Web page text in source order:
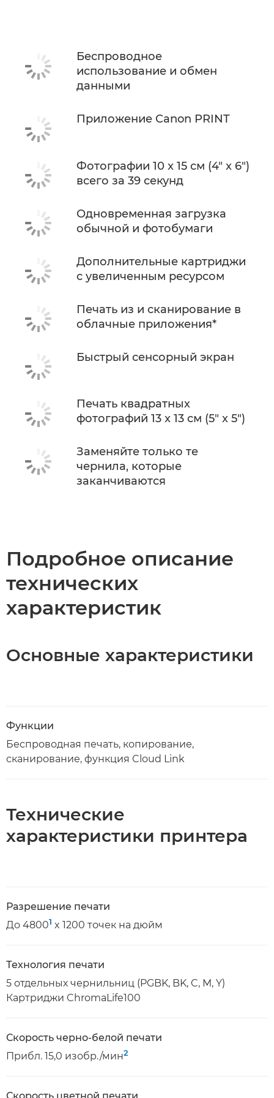
Беспроводное
использование и обмен
данными
Приложение Canon PRINT
Фотографии 10 x 15 см (4" x 6")
всего за 39 секунд
Одновременная загрузка
обычной и фотобумаги
Дополнительные картриджи
с увеличенным ресурсом
Печать из и сканирование в
облачные приложения*
Быстрый сенсорный экран
Печать квадратных
фотографий 13 x 13 см (5" x 5")
Заменяйте только те
чернила, которые
заканчиваются
Подробное описание
технических
характеристик
Основные характеристики
Функции
Беспроводная печать, копирование,
сканирование, функция Cloud Link
Технические
характеристики принтера
Разрешение печати
До 48001 x 1200 точек на дюйм
Технология печати
5 отдельных чернильниц (PGBK, BK, C, M, Y)
Картриджи ChromaLife100
Скорость черно-белой печати
Прибл. 15,0 изобр./мин2